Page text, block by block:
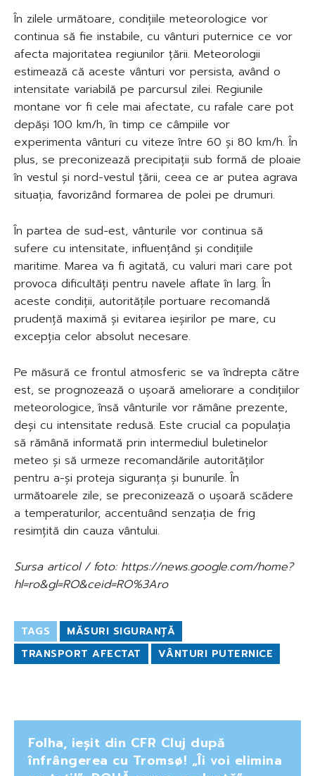
În zilele următoare, condițiile meteorologice vor
continua să fie instabile, cu vânturi puternice ce vor
afecta majoritatea regiunilor țării. Meteorologii
estimează că aceste vânturi vor persista, având o
intensitate variabilă pe parcursul zilei. Regiunile
montane vor fi cele mai afectate, cu rafale care pot
depăși 100 km/h, în timp ce câmpiile vor
experimenta vânturi cu viteze între 60 și 80 km/h. În
plus, se preconizează precipitații sub formă de ploaie
în vestul și nord-vestul țării, ceea ce ar putea agrava
situația, favorizând formarea de polei pe drumuri.
În partea de sud-est, vânturile vor continua să
sufere cu intensitate, influențând și condițiile
maritime. Marea va fi agitată, cu valuri mari care pot
provoca dificultăți pentru navele aflate în larg. În
aceste condiții, autoritățile portuare recomandă
prudență maximă și evitarea ieșirilor pe mare, cu
excepția celor absolut necesare.
Pe măsură ce frontul atmosferic se va îndrepta către
est, se prognozează o ușoară ameliorare a condițiilor
meteorologice, însă vânturile vor rămâne prezente,
deși cu intensitate redusă. Este crucial ca populația
să rămână informată prin intermediul buletinelor
meteo și să urmeze recomandările autorităților
pentru a-și proteja siguranța și bunurile. În
următoarele zile, se preconizează o ușoară scădere
a temperaturilor, accentuând senzația de frig
resimțită din cauza vântului.
Sursa articol / foto: https://news.google.com/home?
hl=ro&gl=RO&ceid=RO%3Aro
TAGS
MĂSURI SIGURANȚĂ
TRANSPORT AFECTAT
VÂNTURI PUTERNICE
Folha, ieșit din CFR Cluj după
înfrângerea cu Tromsø! „Îi voi elimina